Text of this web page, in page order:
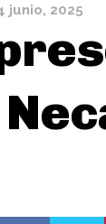
junio, 2025